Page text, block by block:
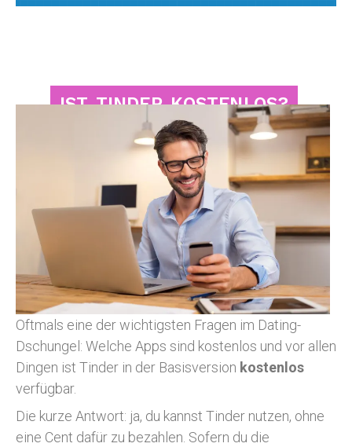
IST TINDER KOSTENLOS?
Oftmals eine der wichtigsten Fragen im Dating-
Dschungel: Welche Apps sind kostenlos und vor allen
Dingen ist Tinder in der Basisversion kostenlos
verfügbar.
Die kurze Antwort: ja, du kannst Tinder nutzen, ohne
eine Cent dafür zu bezahlen. Sofern du die